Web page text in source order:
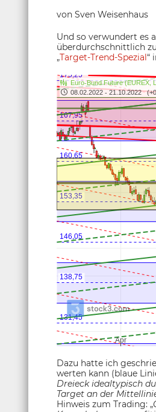
von Sven Weisenhaus
Und so verwundert es
überdurchschnittlich
„Target-Trend-Spezial “
Dazu hatte ich
werten kann (blaue
Dreieck idealtypisch
Target an der
Hinweis zum Trading: „